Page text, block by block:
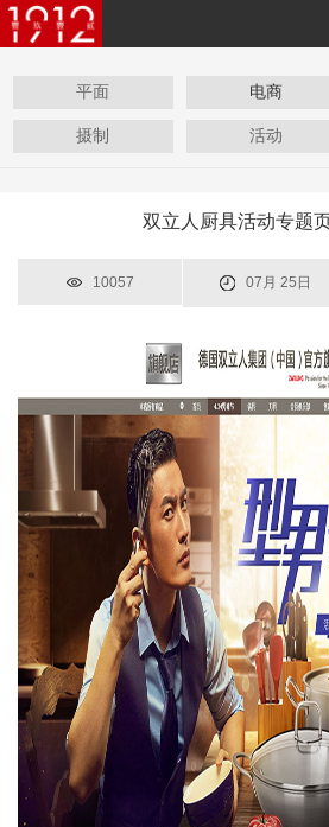
平面 电商
摄制 活动
双立人厨具活动专题
10057 07月 25日